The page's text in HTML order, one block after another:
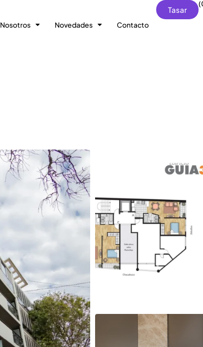
Nosotros Novedades Contacto
Tasar